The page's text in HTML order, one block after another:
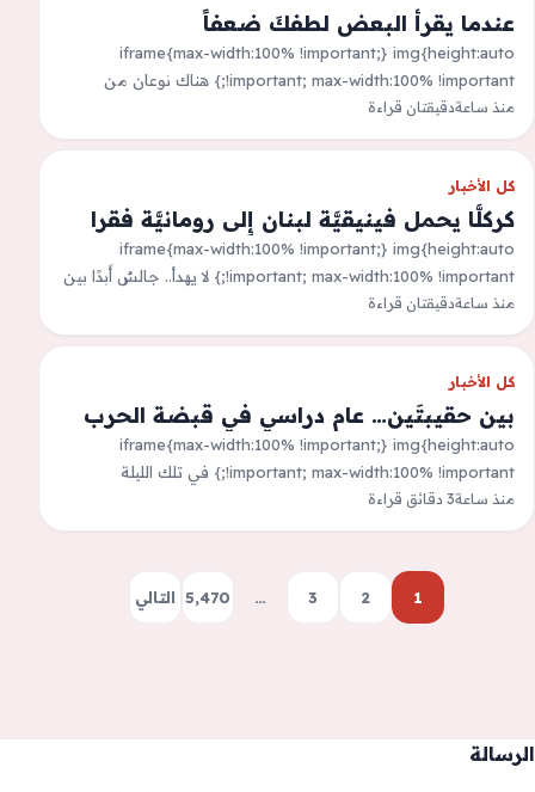
عندما يقرأ البعض لطفكَ ضعفاً
iframe{max-width:100% !important;} img{height:auto
!important; max-width:100% !important;} هناك نوعان من
الّلطف. أحدُهم يكون لطيفاً معك لأنّه ضعيف، وآخر يكون لطيفاً لأنّه
قوي. في…
منذ ساعةدقيقتان قراءة
كل الأخبار
كركلَّا يحمل فينيقيَّة لبنان إِلى رومانيَّة فقرا
iframe{max-width:100% !important;} img{height:auto
!important; max-width:100% !important;} لا يهدأ.. جالسٌ أَبدًا بين
آخر نَفَسٍ من أَمس وأَوَّل نُورٍ في الغد.. يحاول القبْض على…
منذ ساعةدقيقتان قراءة
كل الأخبار
بين حقيبتَين… عام دراسي في قبضة الحرب
iframe{max-width:100% !important;} img{height:auto
!important; max-width:100% !important;} في تلك الليلة
الرمضانية، غادرنا النبطية على عجل هرباً من الحرب. وما إن وصلنا
إلى صيدا…
منذ ساعة3 دقائق قراءة
1
2
3
… 5٬470 التالي
الرسالة